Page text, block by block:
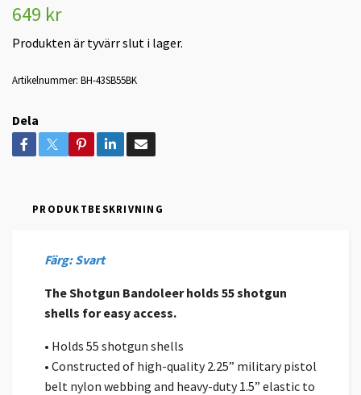
649 kr
Produkten är tyvärr slut i lager.
Artikelnummer: BH-43SB55BK
Dela
PRODUKTBESKRIVNING
Färg: Svart
The Shotgun Bandoleer holds 55 shotgun
shells for easy access.
• Holds 55 shotgun shells
• Constructed of high-quality 2.25” military pistol
belt nylon webbing and heavy-duty 1.5” elastic to